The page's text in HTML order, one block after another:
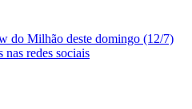
do Milhão deste domingo (12/7)
nas redes sociais